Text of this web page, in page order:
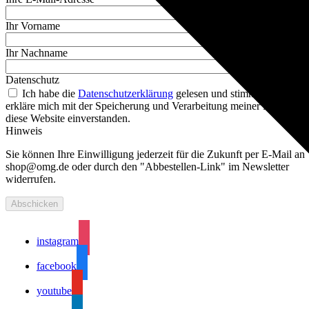
Ihr Vorname
Ihr Nachname
Datenschutz
Ich habe die Datenschutzerklärung gelesen und stimme zu. Ich
erkläre mich mit der Speicherung und Verarbeitung meiner Daten
diese Website einverstanden.
Hinweis
Sie können Ihre Einwilligung jederzeit für die Zukunft per E-Mail an
shop@omg.de oder durch den "Abbestellen-Link" im Newsletter
widerrufen.
instagram
facebook
youtube